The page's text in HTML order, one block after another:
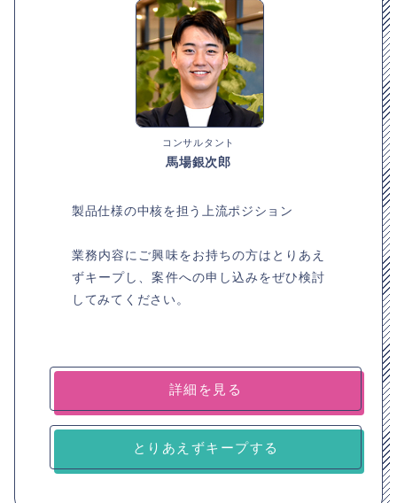
コンサルタント
馬場銀次郎
製品仕様の中核を担う上流ポジション
業務内容にご興味をお持ちの方はとりあえ
ずキープし、案件への申し込みをぜひ検討
してみてください。
詳細を見る
とりあえずキープする